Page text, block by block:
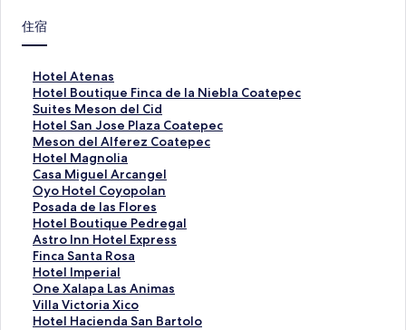
住宿
Hotel Atenas
H
o
t
e
l
A
t
e
n
a
s
的
連
結
Hotel Boutique Finca de la Niebla Coatepec
H
o
t
e
l
B
o
u
t
i
q
u
e
F
i
Suites Meson del Cid
S
u
i
t
e
s
M
e
s
o
n
d
e
l
Hotel San Jose Plaza Coatepec
H
o
t
e
l
S
a
n
J
o
s
e
P
Meson del Alferez Coatepec
M
e
s
o
n
d
e
l
A
l
f
e
Hotel Magnolia
H
o
t
e
l
M
a
g
n
o
l
Casa Miguel Arcangel
C
a
s
a
M
i
g
u
e
l
Oyo Hotel Coyopolan
O
y
o
H
o
t
e
l
C
Posada de las Flores
P
o
s
a
d
a
d
e
Hotel Boutique Pedregal
H
o
t
e
l
B
o
Astro Inn Hotel Express
A
s
t
r
o
I
Finca Santa Rosa
F
i
n
c
a
Hotel Imperial
H
o
t
e
One Xalapa Las Animas
O
n
e
Villa Victoria Xico
V
iHotel Hacienda San Bartolo
H